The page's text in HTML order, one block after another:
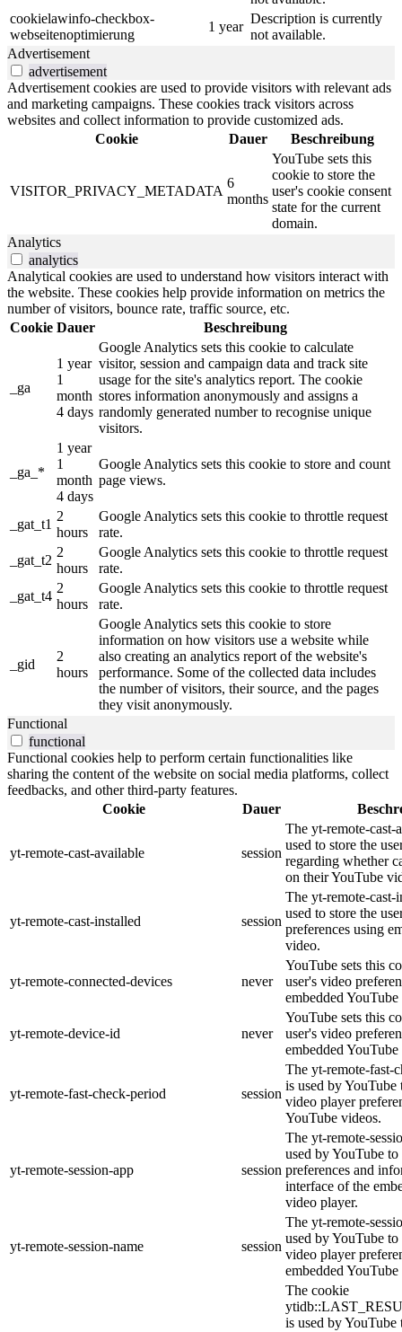
cookielawinfo-checkbox-
webseitenoptimierung
1 year
Description is currently
not available.
Advertisement
advertisement
Advertisement cookies are used to provide visitors with relevant ads
and marketing campaigns. These cookies track visitors across
websites and collect information to provide customized ads.
Cookie
Dauer Beschreibung
VISITOR_PRIVACY_METADATA
6
months
YouTube sets this
cookie to store the
user's cookie consent
state for the current
domain.
Analytics
analytics
Analytical cookies are used to understand how visitors interact with
the website. These cookies help provide information on metrics the
number of visitors, bounce rate, traffic source, etc.
Cookie Dauer Beschreibung
_ga
1 year
1
month
4 days
Google Analytics sets this cookie to calculate
visitor, session and campaign data and track site
usage for the site's analytics report. The cookie
stores information anonymously and assigns a
randomly generated number to recognise unique
visitors.
_ga_*
1 year
1
month
4 days
Google Analytics sets this cookie to store and count
page views.
_gat_t1
2
hours
Google Analytics sets this cookie to throttle request
rate.
_gat_t2
2
hours
Google Analytics sets this cookie to throttle request
rate.
_gat_t4
2
hours
Google Analytics sets this cookie to throttle request
rate.
_gid
2
hours
Google Analytics sets this cookie to store
information on how visitors use a website while
also creating an analytics report of the website's
performance. Some of the collected data includes
the number of visitors, their source, and the pages
they visit anonymously.
Functional
functional
Functional cookies help to perform certain functionalities like
sharing the content of the website on social media platforms, collect
feedbacks, and other third-party features.
Cookie
Dauer
yt-remote-cast-available session
The yt-remote-cast-
used to store the
regarding whether
on their YouTube
yt-remote-cast-installed session
The yt-remote-cast-
used to store the
preferences using
video.
yt-remote-connected-devices never
YouTube sets this
user's video
embedded
yt-remote-device-id never
YouTube sets this
user's video
embedded
yt-remote-fast-check-period session
The yt-remote-fast-
is used by YouTube
video player
YouTube videos.
yt-remote-session-app session
The yt-remote-
used by YouTube to
preferences and
interface of the
video player.
yt-remote-session-name session
The yt-remote-
used by YouTube to
video player
embedded
The cookie
is used by YouTube